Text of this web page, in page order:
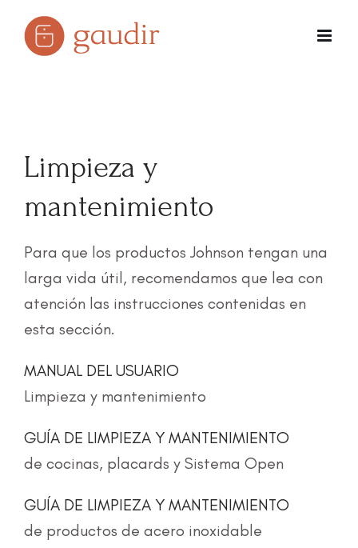
Limpieza y
mantenimiento
Para que los productos Johnson tengan una
larga vida útil, recomendamos que lea con
atención las instrucciones contenidas en
esta sección.
MANUAL DEL USUARIO
Limpieza y mantenimiento
GUÍA DE LIMPIEZA Y MANTENIMIENTO
de cocinas, placards y Sistema Open
GUÍA DE LIMPIEZA Y MANTENIMIENTO
de productos de acero inoxidable